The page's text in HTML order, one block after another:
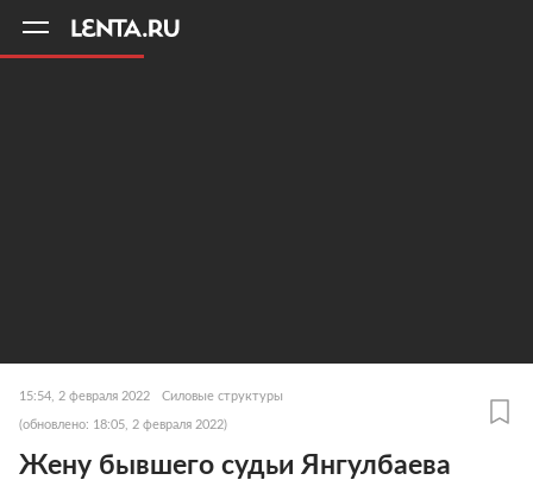
15:54, 2 февраля 2022 Силовые структуры
(обновлено: 18:05, 2 февраля 2022)
Жену бывшего судьи Янгулбаева